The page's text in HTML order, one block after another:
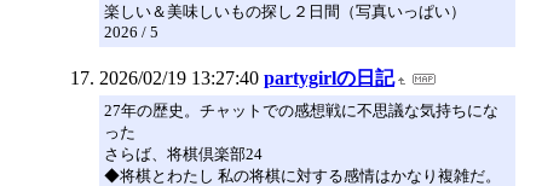
楽しい＆美味しいもの探し２日間（写真いっぱい）
2026 / 5
2026/02/19 13:27:40 partygirlの日記
27年の歴史。チャットでの感想戦に不思議な気持ちにな
った
さらば、将棋倶楽部24
◆将棋とわたし 私の将棋に対する感情はかなり複雑だ。